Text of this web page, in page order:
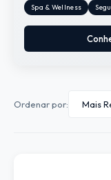
Spa & Wellness
Ordenar por: